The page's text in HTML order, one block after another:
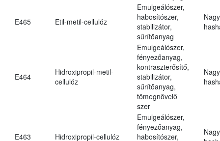
E465 Etil-metil-cellulóz
Emulgeálószer,
habosítószer,
stabilizátor,
sűrítőanyag
E464
Hidroxipropil-metil-
cellulóz
Emulgeálószer,
fényezőanyag,
kontraszterősítő,
stabilizátor,
sűrítőanyag,
tömegnövelő
szer
E463 Hidroxipropil-cellulóz
Emulgeálószer,
fényezőanyag,
habosítószer,